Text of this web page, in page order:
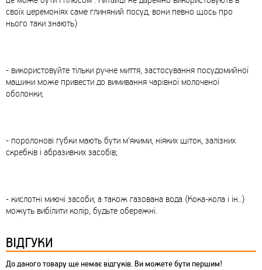
своїх церемоніях саме глиняний посуд, вони певно щось про
нього таки знають)
- використовуйте тільки ручне миття, застосування посудомийної
машини може привести до вимивання чарівної молоченої
оболонки;
- поролонові губки мають бути м'якими, ніяких щіток, залізних
скребків і абразивних засобів;
- кислотні миючі засоби, а також газована вода (Кока-кола і ін..)
можуть вибілити колір, будьте обережні.
ВІДГУКИ
До даного товару ще немає відгуків. Ви можете бути першим!